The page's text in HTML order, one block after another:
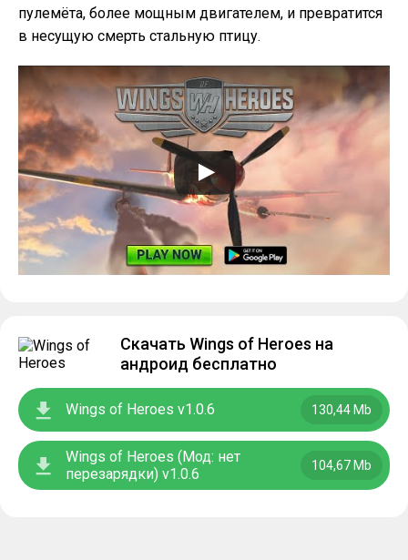
пулемёта, более мощным двигателем, и превратится
в несущую смерть стальную птицу.
Скачать Wings of Heroes на
андроид бесплатно
Wings of Heroes v1.0.6 130,44 Mb
Wings of Heroes (Мод: нет
перезарядки) v1.0.6
104,67 Mb